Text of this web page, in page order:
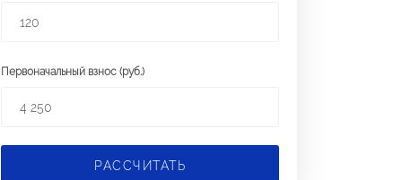
Первоначальный взнос (руб.)
РАССЧИТАТЬ